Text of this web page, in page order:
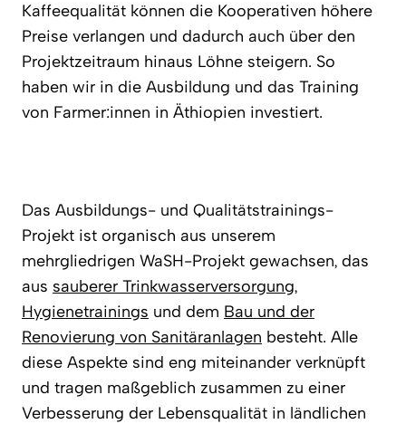
Kaffeequalität können die Kooperativen höhere
Preise verlangen und dadurch auch über den
Projektzeitraum hinaus Löhne steigern. So
haben wir in die Ausbildung und das Training
von Farmer:innen in Äthiopien investiert.
Das Ausbildungs- und Qualitätstrainings-
Projekt ist organisch aus unserem
mehrgliedrigen WaSH-Projekt gewachsen, das
aus sauberer Trinkwasserversorgung,
Hygienetrainings und dem Bau und der
Renovierung von Sanitäranlagen besteht. Alle
diese Aspekte sind eng miteinander verknüpft
und tragen maßgeblich zusammen zu einer
Verbesserung der Lebensqualität in ländlichen